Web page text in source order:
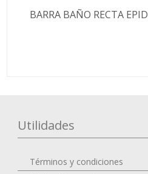
BARRA BAÑO RECTA
Utilidades
Términos y condiciones